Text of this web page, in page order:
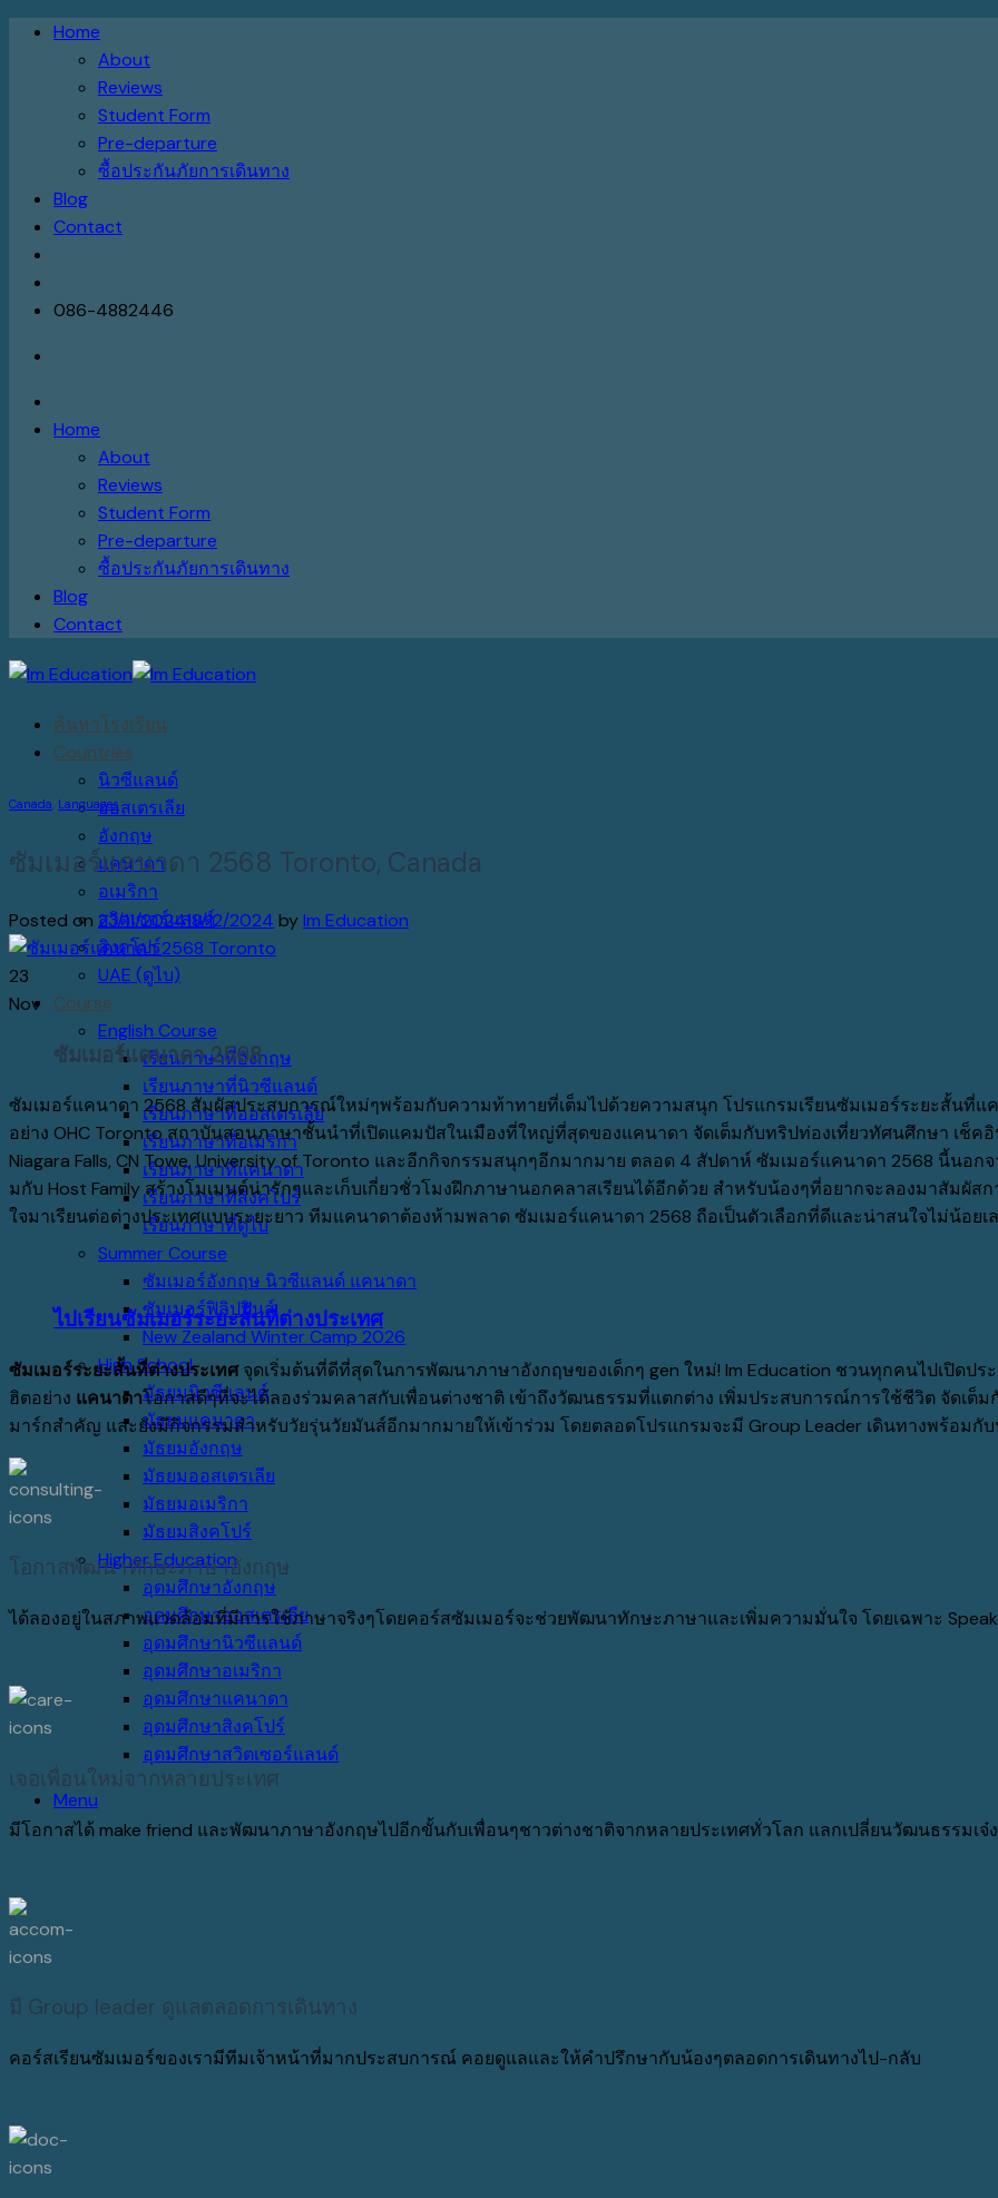
Skip Home
About
Reviews
Student Form
Pre-departure
ซื้อประกันภัยการเดินทาง
Blog
Contact
086-4882446
Home
About
Reviews
Student Form
Pre-departure
ซื้อประกันภัยการเดินทาง
Blog
Contact
ค้นหาโรงเรียน
Countries
นิวซีแลนด์
ออสเตรเลีย
อังกฤษ
แคนาดา
อเมริกา
สวิตเซอร์แลนด์
สิงคโปร์
UAE (ดูไบ)
Course
English Course
เรียนภาษาที่อังกฤษ
เรียนภาษาที่นิวซีแลนด์
เรียนภาษาที่ออสเตรเลีย
เรียนภาษาที่อเมริกา
เรียนภาษาที่แคนาดา
เรียนภาษาที่สิงคโปร์
เรียนภาษาที่ดูไบ
Summer Course
ซัมเมอร์อังกฤษ นิวซีแลนด์ แคนาดา
ซัมเมอร์ฟิลิปปินส์
New Zealand Winter Camp 2026
High School
มัธยมนิวซีแลนด์
มัธยมแคนาดา
มัธยมอังกฤษ
มัธยมออสเตรเลีย
มัธยมอเมริกา
มัธยมสิงคโปร์
Higher Education
อุดมศึกษาอังกฤษ
อุดมศึกษาออสเตรเลีย
อุดมศึกษานิวซีแลนด์
อุดมศึกษาอเมริกา
อุดมศึกษาแคนาดา
อุดมศึกษาสิงคโปร์
อุดมศึกษาสวิตเซอร์แลนด์
Menu
Canada Languages
ซัมเมอร์แคนาดา 2568 Toronto, Canada
Posted on 23/11/202418/12/2024 byIm Education
23
Nov
ซัมเมอร์แคนาดา 2568
ซัมเมอร์แคนาดา 2568 สัมผัสประสบการณ์ใหม่ๆพร้อมกับความท้าทายที่เต็มไปด้วยความสนุก โปรแกรมเรียนซัมเมอร์ระยะสั้นที่
อย่าง OHC Toronto สถาบันสอนภาษาชั้นนำที่เปิดแคมปัสในเมืองที่ใหญ่ที่สุดของแคนาดา จัดเต็มกับทริปท่องเที่ยวทัศนศึกษา เช็ค
Niagara Falls, CN Towe, University of Toronto และอีกกิจกรรมสนุกๆอีกมากมาย ตลอด 4 สัปดาห์ ซัมเมอร์แคนาดา 2568 นี้นอก
มกับ Host Family สร้างโมเมนต์น่ารักๆและเก็บเกี่ยวชั่วโมงฝึกภาษานอกคลาสเรียนได้อีกด้วย สำหรับน้องๆที่อยากจะลองมาสัมผั
ใจมาเรียนต่อต่างประเทศแบบระยะยาว ทีมแคนาดาต้องห้ามพลาด ซัมเมอร์แคนาดา 2568 ถือเป็นตัวเลือกที่ดีและน่าสนใจไม่น้อยเ
ไปเรียนซัมเมอร์ระยะสั้นที่ต่างประเทศ
ซัมเมอร์ระยะสั้นที่ต่างประเทศ จุดเริ่มต้นที่ดีที่สุดในการพัฒนาภาษาอังกฤษของเด็กๆ gen ใหม่! Im Education ชวนทุกคนไปเปิดปร
ฮิตอย่าง แคนาดาโอกาสดีๆที่จะได้ลองร่วมคลาสกับเพื่อนต่างชาติ เข้าถึงวัฒนธรรมที่แตกต่าง เพิ่มประสบการณ์การใช้ชีวิต จัดเต็
มาร์กสำคัญ และยังมีกิจกรรมสำหรับวัยรุ่นวัยมันส์อีกมากมายให้เข้าร่วม โดยตลอดโปรแกรมจะมี Group Leader เดินทางพร้อม
โอกาสพัฒนาทักษะภาษาอังกฤษ
ได้ลองอยู่ในสภาพแวดล้อมที่มีการใช้ภาษาจริงๆโดยคอร์สซัมเมอร์จะช่วยพัฒนาทักษะภาษาและเพิ่มความมั่นใจ โดยเฉพาะ
เจอเพื่อนใหม่จากหลายประเทศ
มีโอกาสได้ make friend และพัฒนาภาษาอังกฤษไปอีกขั้นกับเพื่อนๆชาวต่างชาติจากหลายประเทศทั่วโลก แลกเปลี่ยนวัฒนธรรมเจ๋
มี Group leader ดูแลตลอดการเดินทาง
คอร์สเรียนซัมเมอร์ของเรามีทีมเจ้าหน้าที่มากประสบการณ์ คอยดูแลและให้คำปรึกษากับน้องๆตลอดการเดินทางไป-กลับ